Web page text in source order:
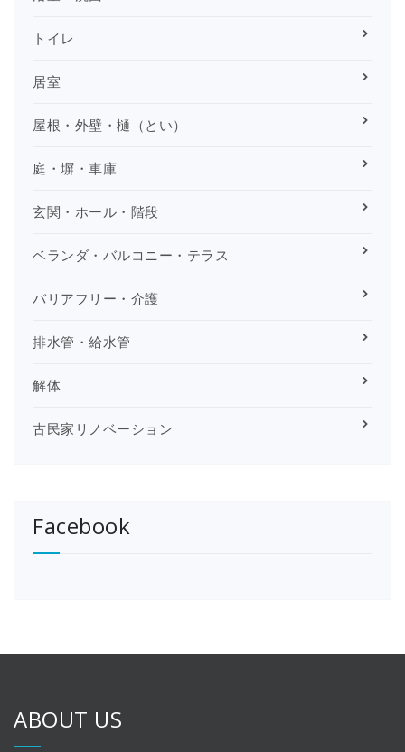
トイレ
居室
屋根・外壁・樋（とい）
庭・塀・車庫
玄関・ホール・階段
ベランダ・バルコニー・テラス
バリアフリー・介護
排水管・給水管
解体
古民家リノベーション
Facebook
ABOUT US